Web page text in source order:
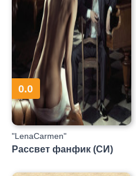
0.0
"LenaCarmen"
Рассвет фанфик (СИ)